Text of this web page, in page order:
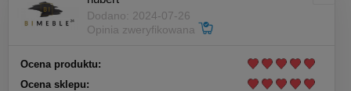
Dodano: 2024-07-26
Opinia zweryfikowana
Ocena produktu:
Ocena sklepu: